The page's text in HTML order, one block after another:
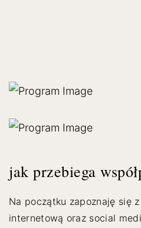
jak przebiega
Na początku zapoznaję się
internetową oraz social